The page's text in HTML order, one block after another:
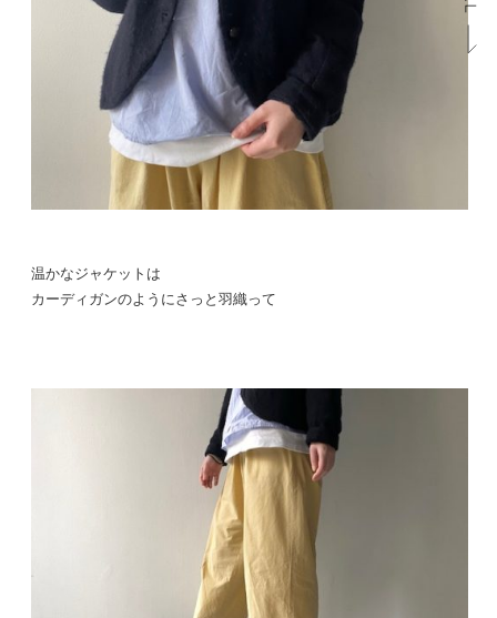
温かなジャケットは
カーディガンのようにさっと羽織って